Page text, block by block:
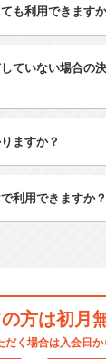
も利用できます
ていない場合の
ますか？
利用できますか？
方は初月
く場合は入会日